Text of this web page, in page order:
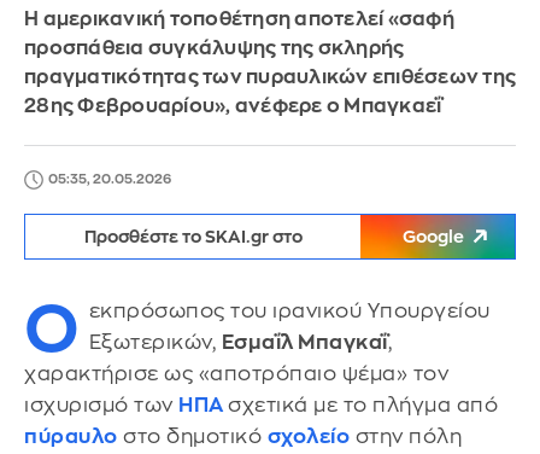
H αμερικανική τοποθέτηση αποτελεί «σαφή
προσπάθεια συγκάλυψης της σκληρής
πραγματικότητας των πυραυλικών επιθέσεων της
28ης Φεβρουαρίου», ανέφερε ο Μπαγκαεΐ
05:35, 20.05.2026
Προσθέστε το SKAI.gr στο Google
Ο εκπρόσωπος του ιρανικού Υπουργείου
Εξωτερικών, Εσμαΐλ Μπαγκαΐ,
χαρακτήρισε ως «αποτρόπαιο ψέμα» τον
ισχυρισμό των ΗΠΑ σχετικά με το πλήγμα από
πύραυλο στο δημοτικό σχολείο στην πόλη